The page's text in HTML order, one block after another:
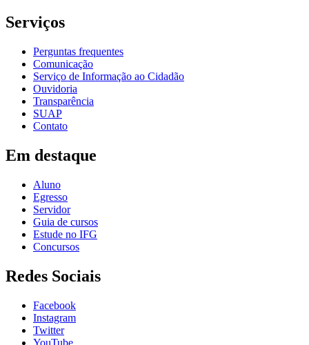
Serviços
Perguntas frequentes
Comunicação
Serviço de Informação ao Cidadão
Ouvidoria
Transparência
SUAP
Contato
Em destaque
Aluno
Egresso
Servidor
Guia de cursos
Estude no IFG
Concursos
Redes Sociais
Facebook
Instagram
Twitter
YouTube